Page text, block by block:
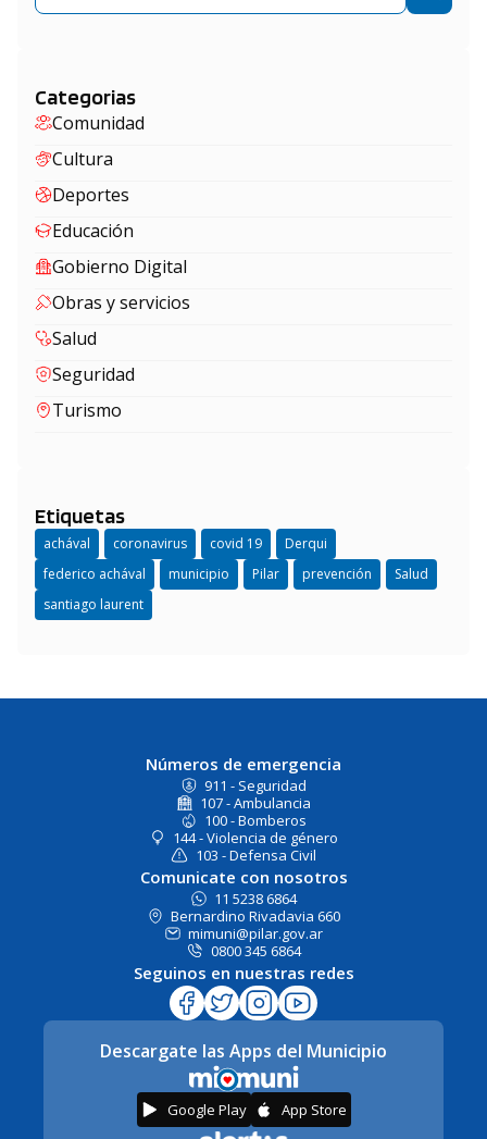
Categorias
Comunidad
Cultura
Deportes
Educación
Gobierno Digital
Obras y servicios
Salud
Seguridad
Turismo
Etiquetas
achával coronavirus covid 19
Derqui
federico achával
municipio Pilar prevención
Salud
santiago laurent
Números de emergencia
911 - Seguridad
107 - Ambulancia
100 - Bomberos
144 - Violencia de género
103 - Defensa Civil
Comunicate con nosotros
11 5238 6864
Bernardino Rivadavia 660
mimuni@pilar.gov.ar
0800 345 6864
Seguinos en nuestras redes
Descargate las Apps del Municipio
Google Play App Store